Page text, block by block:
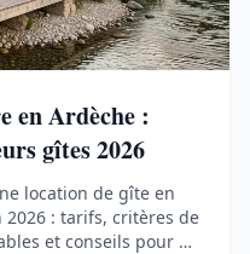
en Ardèche :
gîtes 2026
location de gîte en
: tarifs, critères de
et conseils pour un